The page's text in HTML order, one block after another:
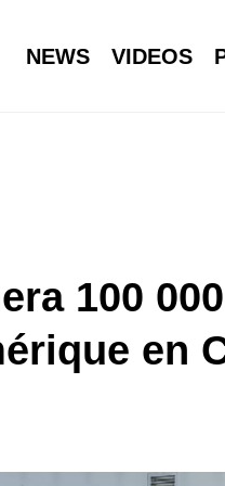
NEWS VIDEOS
100
en